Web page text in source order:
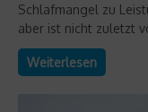
Schlafmangel zu
aber ist nicht zuletzt
Weiterlesen